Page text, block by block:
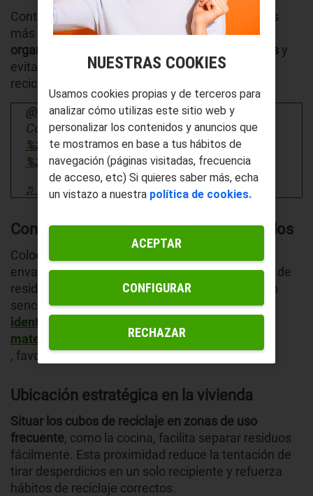
Contar con un sistema claro es uno de los trucos
más efectivos para un reciclaje eficiente.La
organización facilita separar residuos sin erroresy
evita la mezcla de materiales que dificulta su
reciclaje posterior.
@ohmagblog
Cómo reciclar envaces de shampoo ⬇️
%23reciclaje%23envasesdeplastico
%23medioambiente%23reciclando
♬ Gingerbread Lover - Ivoris & Chevy
Contenedores visibles y bien identificados
Colocar contenedores diferenciados para papel,
envases, vidrio y orgánico, mejora la separación de
residuos.
Etiquetarlos de forma clara
es un truco
sencillo que ayuda a
identificar rápidamente dónde depositar cada
material
, favoreciendo un reciclaje eficiente y constante.
Ubicación estratégica en la vivienda
Situar los cubos de reciclaje en zonas de uso
frecuente, como la cocina, facilita separar residuos
fácilmente. Esta proximidad reduce la tentación de
tirar desperdicios en un solo recipiente y refuerza
hábitos de reciclaje correctos.
NUESTRAS COOKIES
Usamos cookies propias y de terceros para
analizar cómo utilizas este sitio web y
personalizar los contenidos y anuncios que
te mostramos en base a tus hábitos de
navegación (páginas visitadas, frecuencia
de acceso, etc) Si quieres saber más, echa
un vistazo a nuestra política de cookies.
CONFIGURAR
RECHAZAR
ACEPTAR